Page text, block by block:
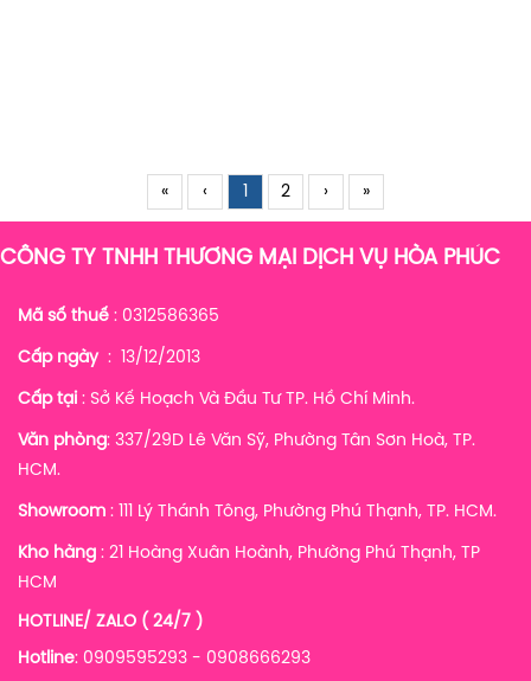
« ‹ 2 › »
CÔNG TY TNHH THƯƠNG MẠI DỊCH VỤ HÒA PHÚC
Mã số thuế : 0312586365
Cấp ngày: 13/12/2013
Cấp tại : Sở Kế Hoạch Và Đầu Tư TP. Hồ Chí Minh.
Văn phòng: 337/29D Lê Văn Sỹ, Phường Tân Sơn Hoà, TP.
HCM.
Showroom : 111 Lý Thánh Tông, Phường Phú Thạnh, TP. HCM.
Kho hàng : 21 Hoàng Xuân Hoành, Phường Phú Thạnh, TP
HCM
HOTLINE/ ZALO ( 24/7 )
Hotline: 0909595293 - 0908666293